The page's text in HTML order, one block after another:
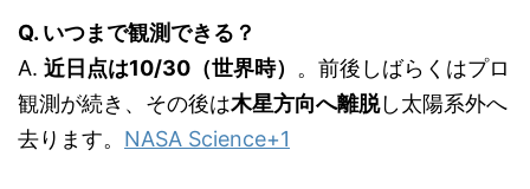
Q. いつまで観測できる？
A. 近日点は10/30（世界時） 。前後しばらくはプロ
観測が続き、その後は木星方向へ離脱し太陽系外へ
去ります。 NASA Science+1